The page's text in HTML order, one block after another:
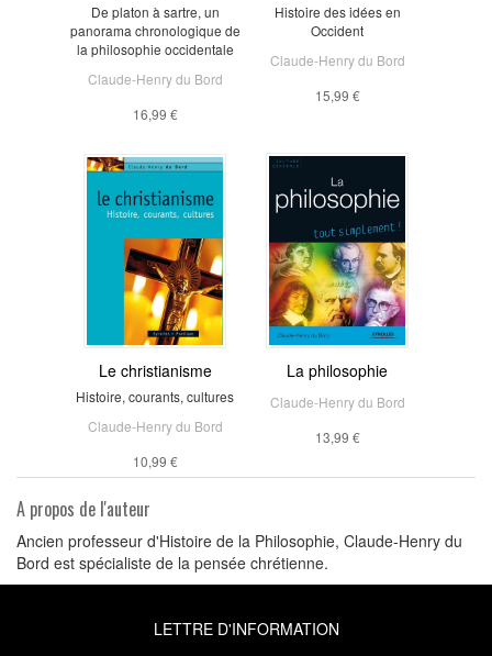
De platon à sartre, un
panorama chronologique de
la philosophie occidentale
Claude-Henry du Bord
16,99 €
Histoire des idées en
Occident
Claude-Henry du Bord
15,99 €
Le christianisme
Histoire, courants, cultures
Claude-Henry du Bord
10,99 €
La philosophie
Claude-Henry du Bord
13,99 €
A propos de l'auteur
Ancien professeur d'Histoire de la Philosophie, Claude-Henry du
Bord est spécialiste de la pensée chrétienne.
LETTRE D'INFORMATION